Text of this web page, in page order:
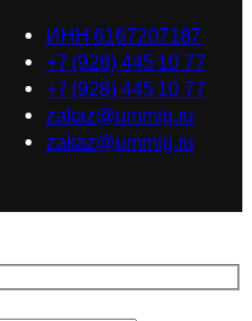
ИНН 6167207187
+7 (928) 445 10 77
+7 (928) 445 10 77
zakaz@ummig.ru
zakaz@ummig.ru